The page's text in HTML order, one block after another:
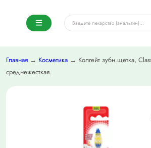
Главная → Косметика → Колгейт зубн.щетка,
среднежесткая.